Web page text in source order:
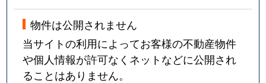
物件は公開されません
当サイトの利用によってお客様の不動産物件
や個人情報が許可なくネットなどに公開され
ることはありません。